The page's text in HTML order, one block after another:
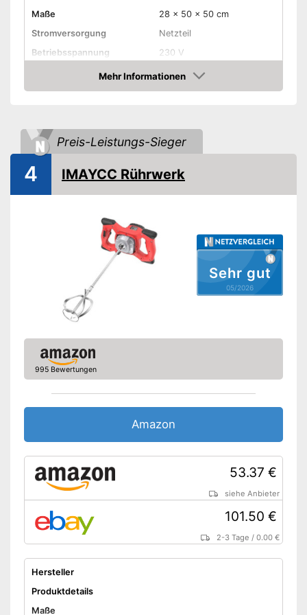
Maße
28 x 50 x 50 cm
Stromversorgung
Netzteil
Betriebsspannung
230 V
Leistung maximal
1.800 W
Arbeitsdrehzahl
620 U/min
Gewicht
9 kg
Griff
Vorteile
Ist mit einem Griff ausgestattet
Amazon Lieferzeit
siehe Anbieter
Mehr Informationen
Amazon
Preis-Leistungs-Sieger
Sehr gut
05/2026
4 IMAYCC Rührwerk
995 Bewertungen
Amazon
53.37 €
siehe Anbieter
101.50 €
2-3 Tage /0.00 €
Hersteller
Produktdetails
Maße